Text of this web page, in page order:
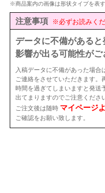
※商品案内の画像は形状タイプを表す
注意事項 ※必ずお読みくだ
データに不備がある
影響が出る可能性がご
入稿データに不備があった場合
ご連絡をさせていただきます。
時間を過ぎてしまいますと発送
出てまりますのでご注意くださ
ご注文後は随時 マイページ
ご確認をお願い致します。